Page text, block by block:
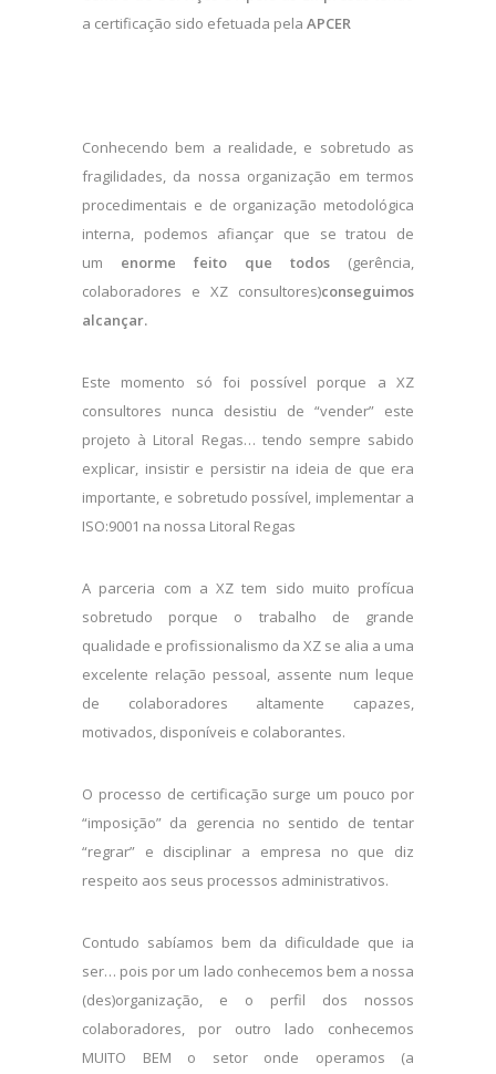
a certificação sido efetuada pela APCER
Conhecendo bem a realidade, e sobretudo as
fragilidades, da nossa organização em termos
procedimentais e de organização metodológica
interna, podemos afiançar que se tratou de
um enorme feito que todos (gerência,
colaboradores e XZ consultores)conseguimos
alcançar.
Este momento só foi possível porque a XZ
consultores nunca desistiu de “vender” este
projeto à Litoral Regas… tendo sempre sabido
explicar, insistir e persistir na ideia de que era
importante, e sobretudo possível, implementar a
ISO:9001 na nossa Litoral Regas
A parceria com a XZ tem sido muito profícua
sobretudo porque o trabalho de grande
qualidade e profissionalismo da XZ se alia a uma
excelente relação pessoal, assente num leque
de colaboradores altamente capazes,
motivados, disponíveis e colaborantes.
O processo de certificação surge um pouco por
“imposição” da gerencia no sentido de tentar
“regrar” e disciplinar a empresa no que diz
respeito aos seus processos administrativos.
Contudo sabíamos bem da dificuldade que ia
ser… pois por um lado conhecemos bem a nossa
(des)organização, e o perfil dos nossos
colaboradores, por outro lado conhecemos
MUITO BEM o setor onde operamos (a